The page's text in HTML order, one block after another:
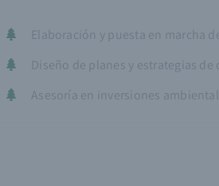
Elaboración y puesta en marcha
Diseño de planes y estrategias
Asesoría en inversiones